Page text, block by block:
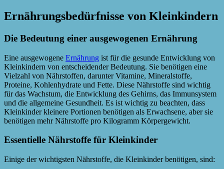
Ernährungsbedürfnisse von Kleinkindern
Die Bedeutung einer ausgewogenen Ernährung
Eine ausgewogene Ernährung ist für die gesunde Entwicklung von
Kleinkindern von entscheidender Bedeutung. Sie benötigen eine
Vielzahl von Nährstoffen, darunter Vitamine, Mineralstoffe,
Proteine, Kohlenhydrate und Fette. Diese Nährstoffe sind wichtig
für das Wachstum, die Entwicklung des Gehirns, das Immunsystem
und die allgemeine Gesundheit. Es ist wichtig zu beachten, dass
Kleinkinder kleinere Portionen benötigen als Erwachsene, aber sie
benötigen mehr Nährstoffe pro Kilogramm Körpergewicht.
Essentielle Nährstoffe für Kleinkinder
Einige der wichtigsten Nährstoffe, die Kleinkinder benötigen, sind: